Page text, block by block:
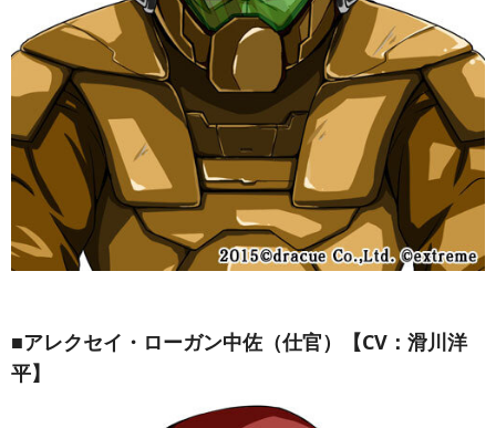
■アレクセイ・ローガン中佐（仕官）【CV：滑川洋
平】